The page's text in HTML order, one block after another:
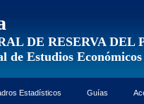
DE RESERVA DEL
de Estudios Económicos
Estadísticos Guías